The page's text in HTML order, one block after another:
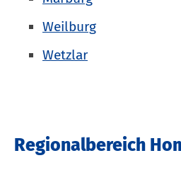
Weilburg
Wetzlar
Regionalbereich